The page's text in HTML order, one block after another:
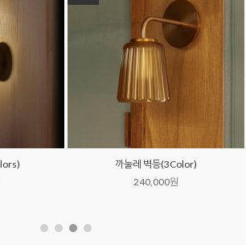
원
버즈 벽등 (6 color)
159,000원